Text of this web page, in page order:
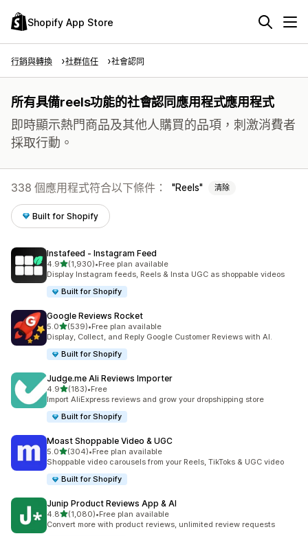
Shopify App Store
行銷與轉換 社群信任 社會認同
所有具備reels功能的社會認同應用程式應用程式
即時顯示熱門商品及其他人購買的品項，刺激消費者
採取行動。
338 個應用程式符合以下條件： Reels 清除
Built for Shopify
Instafeed ‑ Instagram Feed
4.9滿分 5 顆星
(1,930)
共有 1930 則評價
•Free plan available
Display Instagram feeds, Reels & Insta UGC as shoppable videos
Built for Shopify
Google Reviews Rocket
5.0滿分 5 顆星
(539)
共有 539 則評價
•Free plan available
Display, Collect, and Reply Google Customer Reviews with AI.
Built for Shopify
Judge.me Ali Reviews Importer
4.9滿分 5 顆星
(183)
共有 183 則評價
•Free
Import AliExpress reviews and grow your dropshipping store
Built for Shopify
Moast Shoppable Video & UGC
5.0滿分 5 顆星
(304)
共有 304 則評價
•Free plan available
Shoppable video carousels from your Reels, TikToks & UGC video
Built for Shopify
Junip Product Reviews App & AI
4.8滿分 5 顆星
(1,080)
共有 1080 則評價
•Free plan available
Convert more with product reviews, unlimited review requests